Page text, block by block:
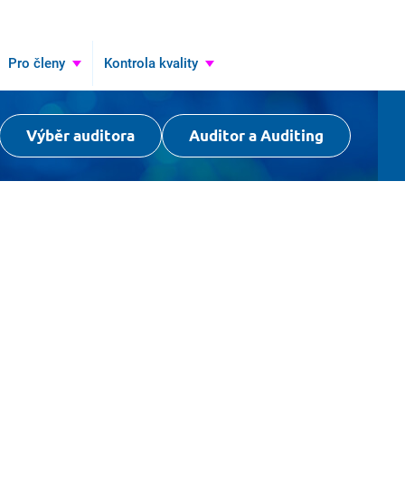
Pro členy Kontrola kvality
Výběr auditora Auditor a Auditing